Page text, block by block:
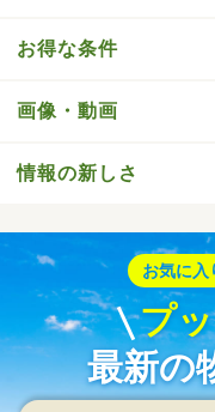
お得な条件
画像・動画
情報の新しさ
お気に入
プ
最新の